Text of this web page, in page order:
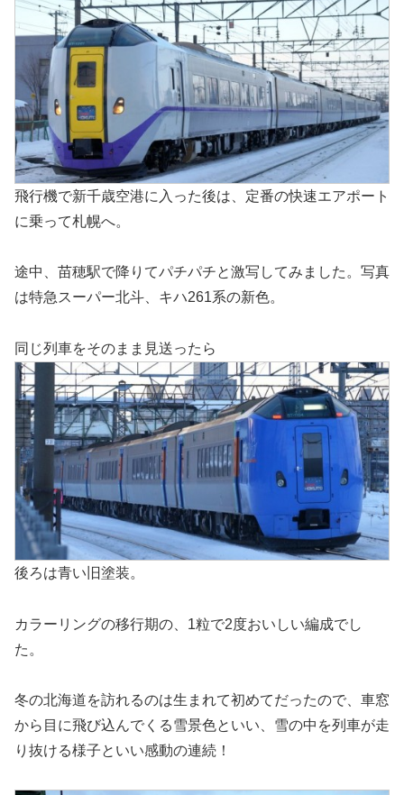
飛行機で新千歳空港に入った後は、定番の快速エアポート
に乗って札幌へ。
途中、苗穂駅で降りてパチパチと激写してみました。写真
は特急スーパー北斗、キハ261系の新色。
同じ列車をそのまま見送ったら
後ろは青い旧塗装。
カラーリングの移行期の、1粒で2度おいしい編成でし
た。
冬の北海道を訪れるのは生まれて初めてだったので、車窓
から目に飛び込んでくる雪景色といい、雪の中を列車が走
り抜ける様子といい感動の連続！